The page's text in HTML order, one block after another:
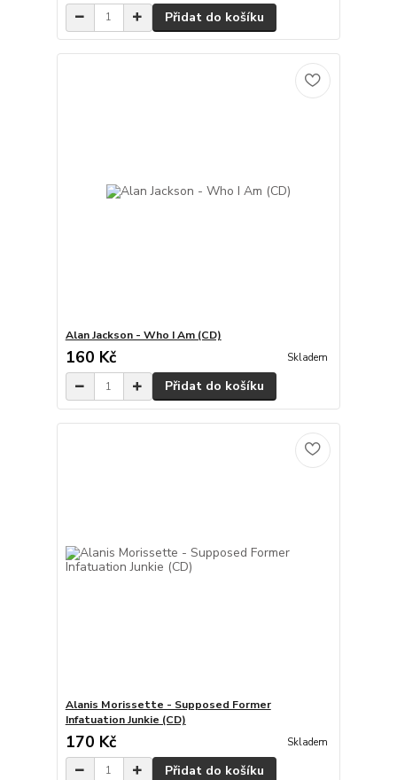
Přidat do košíku
Alan Jackson - Who I Am (CD)
160 Kč Skladem
Přidat do košíku
Alanis Morissette - Supposed Former
Infatuation Junkie (CD)
170 Kč Skladem
Přidat do košíku